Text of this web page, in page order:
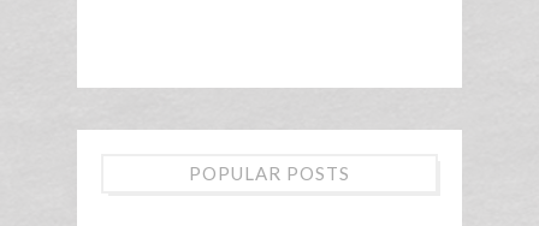
POPULAR POSTS